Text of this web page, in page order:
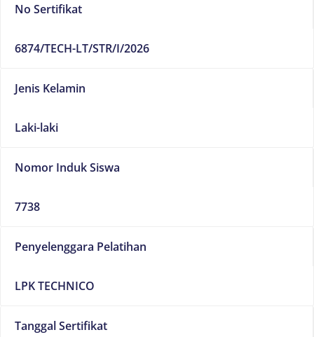
No Sertifikat
6874/TECH-LT/STR/I/2026
Jenis Kelamin
Laki-laki
Nomor Induk Siswa
7738
Penyelenggara Pelatihan
LPK TECHNICO
Tanggal Sertifikat